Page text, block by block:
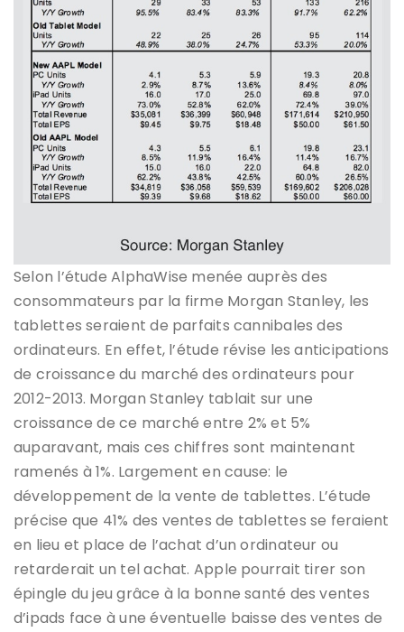
Selon l’étude AlphaWise menée auprès des
consommateurs par la firme Morgan Stanley, les
tablettes seraient de parfaits cannibales des
ordinateurs. En effet, l’étude révise les anticipations
de croissance du marché des ordinateurs pour
2012-2013. Morgan Stanley tablait sur une
croissance de ce marché entre 2% et 5%
auparavant, mais ces chiffres sont maintenant
ramenés à 1%. Largement en cause: le
développement de la vente de tablettes. L’étude
précise que 41% des ventes de tablettes se feraient
en lieu et place de l’achat d’un ordinateur ou
retarderait un tel achat. Apple pourrait tirer son
épingle du jeu grâce à la bonne santé des ventes
d’ipads face à une éventuelle baisse des ventes de